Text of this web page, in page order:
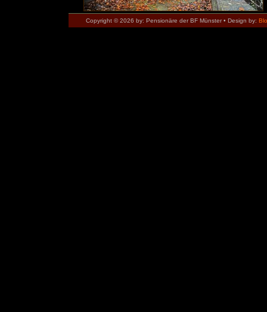
Copyright © 2026 by: Pensionäre der BF Münster • Design by: